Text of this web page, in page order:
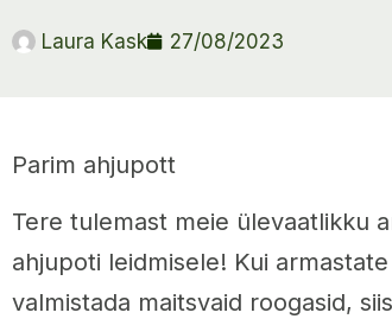
Laura Kask 27/08/2023
Parim ahjupott
Tere tulemast meie ülevaatlikku
ahjupoti leidmisele! Kui
valmistada maitsvaid roogasid,